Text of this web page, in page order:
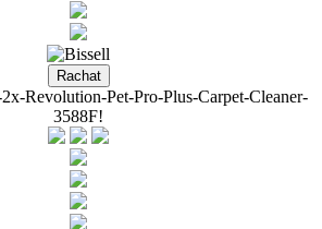
Revolution-Pet-Pro-Plus-Carpet-Cleaner-
3588F!